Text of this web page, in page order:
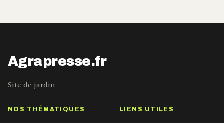
Agrapresse.fr
Site de jardin
NOS THÉMATIQUES LIENS UTILES